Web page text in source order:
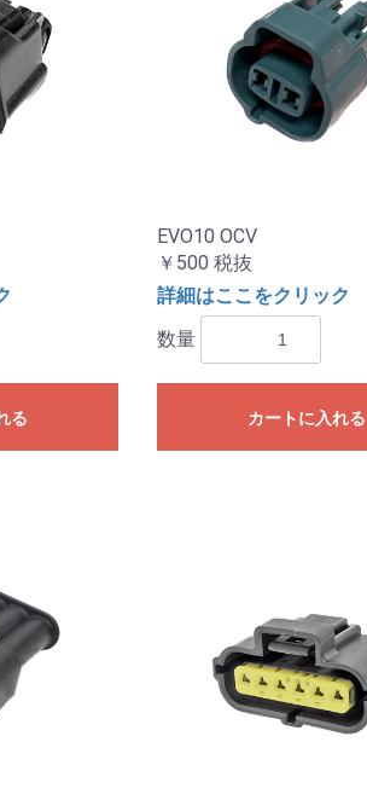
る
EVO10 OCV
￥500 税抜
詳細はここをクリック
数量
カートに入れる